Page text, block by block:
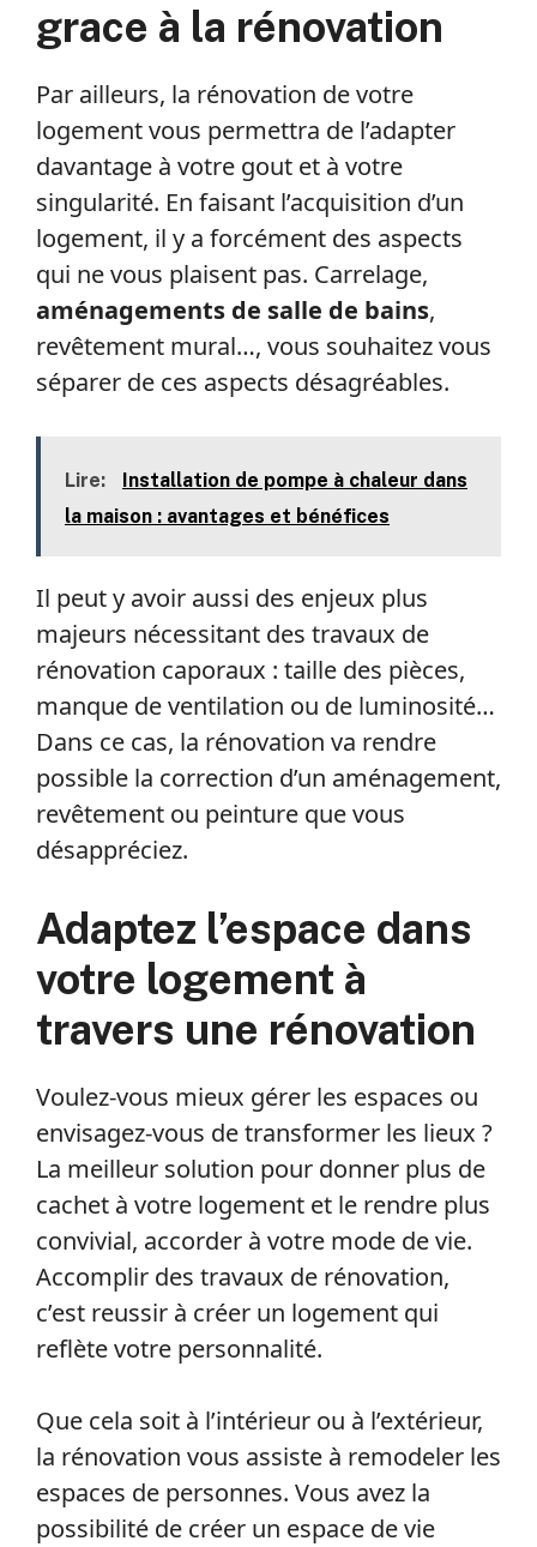
grace à la rénovation
Par ailleurs, la rénovation de votre
logement vous permettra de l’adapter
davantage à votre gout et à votre
singularité. En faisant l’acquisition d’un
logement, il y a forcément des aspects
qui ne vous plaisent pas. Carrelage,
aménagements de salle de bains,
revêtement mural…, vous souhaitez vous
séparer de ces aspects désagréables.
Lire:
Installation de pompe à chaleur dans
la maison : avantages et bénéfices
Il peut y avoir aussi des enjeux plus
majeurs nécessitant des travaux de
rénovation caporaux : taille des pièces,
manque de ventilation ou de luminosité…
Dans ce cas, la rénovation va rendre
possible la correction d’un aménagement,
revêtement ou peinture que vous
désappréciez.
Adaptez l’espace dans
votre logement à
travers une rénovation
Voulez-vous mieux gérer les espaces ou
envisagez-vous de transformer les lieux ?
La meilleur solution pour donner plus de
cachet à votre logement et le rendre plus
convivial, accorder à votre mode de vie.
Accomplir des travaux de rénovation,
c’est reussir à créer un logement qui
reflète votre personnalité.
Que cela soit à l’intérieur ou à l’extérieur,
la rénovation vous assiste à remodeler les
espaces de personnes. Vous avez la
possibilité de créer un espace de vie